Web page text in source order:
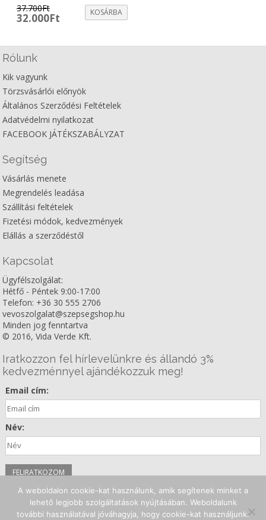
37.700Ft
Original
37.700Ft.
32.000FtCurrent
32.000Ft.
KOSÁRBA
Rólunk
Kik vagyunk
Törzsvásárlói előnyök
Általános Szerződési Feltételek
Adatvédelmi nyilatkozat
FACEBOOK JÁTÉKSZABÁLYZAT
Segítség
Vásárlás menete
Megrendelés leadása
Szállítási feltételek
Fizetési módok, kedvezmények
Elállás a szerződéstől
Kapcsolat
Ügyfélszolgálat:
Hétfő - Péntek 9:00-17:00
Telefon: +36 30 555 2706
vevoszolgalat@szepsegshop.hu
Minden jog fenntartva
© 2016, Vida Verde Kft.
Iratkozzon fel hírlevelünkre és állandó 3%
kedvezménnyel ajándékozzuk meg!
Email cím:
Név:
Kövessen minket!
A weboldalon cookie-kat használunk, amik segítenek minket a
lehető legjobb szolgáltatások nyújtásában. Weboldalunk
további használatával jóváhagyja, hogy cookie-kat használjunk.